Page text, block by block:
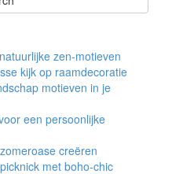
zen-motieven
kijk op raamdecoratie
motieven in je
een persoonlijke
creëren
met boho-chic